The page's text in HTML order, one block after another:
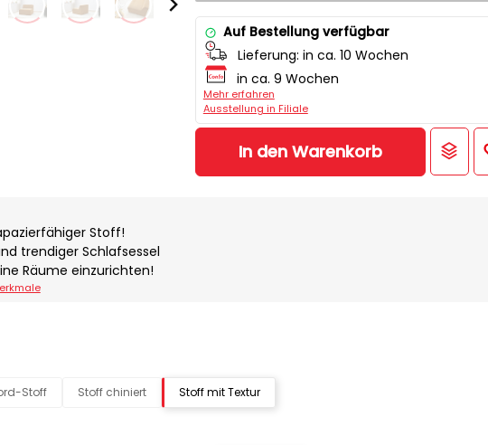
Auf Bestellung verfügbar
Lieferung: in ca. 10 Wochen
in ca. 9 Wochen
Mehr erfahren
Ausstellung in Filiale
In den Warenkorb
Stoff!
trendiger Schlafsessel
Räume einzurichten!
Stoff Stoff chiniert Stoff mit Textur